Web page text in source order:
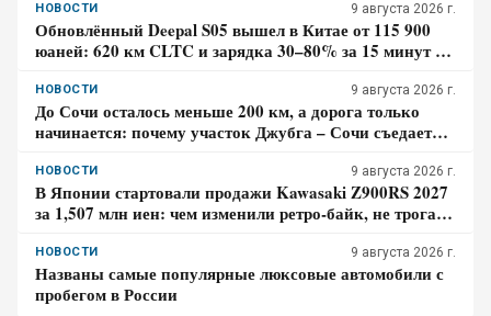
НОВОСТИ 9 августа 2026 г.
Обновлённый Deepal S05 вышел в Китае от 115 900
юаней: 620 км CLTC и зарядка 30–80% за 15 минут –
НОВОСТИ 9 августа 2026 г.
До Сочи осталось меньше 200 км, а дорога только
начинается: почему участок Джубга – Сочи съедает
НОВОСТИ 9 августа 2026 г.
В Японии стартовали продажи Kawasaki Z900RS 2027
за 1,507 млн иен: чем изменили ретро-байк, не трогая
НОВОСТИ 9 августа 2026 г.
Названы самые популярные люксовые автомобили с
пробегом в России